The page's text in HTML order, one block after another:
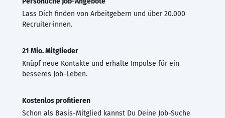
Lass Dich finden von Arbeitgebern und über 20.000
Recruiter·innen.
21 Mio. Mitglieder
Knüpf neue Kontakte und erhalte Impulse für ein
besseres Job-Leben.
Kostenlos profitieren
Schon als Basis-Mitglied kannst Du Deine Job-Suche